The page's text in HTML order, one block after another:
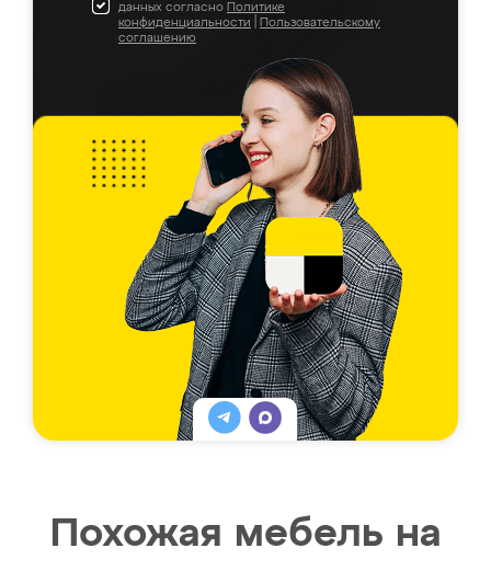
данных согласно Политике
конфиденциальности
Пользовательскому
соглашению
Похожая мебель на